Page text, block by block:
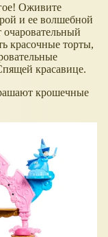
Оживите
и ее волшебной
очаровательный
красочные торты,
красавице.
крошечные